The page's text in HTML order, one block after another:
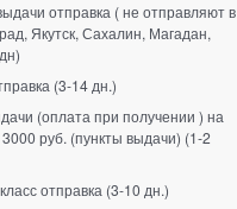
отправка ( не отправляют в
Якутск, Сахалин, Магадан,
(3-14 дн.)
(оплата при получении ) на
руб. (пункты выдачи) (1-2
отправка (3-10 дн.)